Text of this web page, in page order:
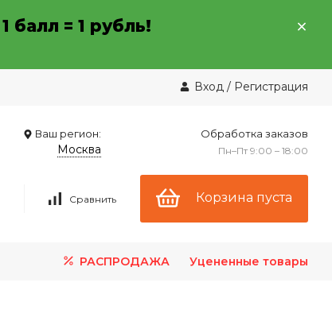
1 балл = 1 рубль!
Вход / Регистрация
Ваш регион:
Москва
Обработка заказов
Пн–Пт 9:00 – 18:00
Сравнить Корзина пуста
РАСПРОДАЖА Уцененные товары